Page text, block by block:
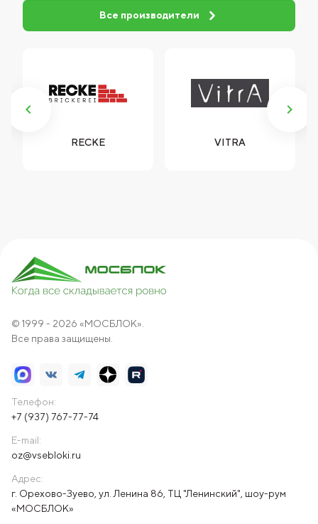
Все производители
RECKE VITRA
© 1999 - 2026 «МОСБЛОК».
Все права защищены.
Телефон:
+7 (937) 767-77-74
E-mail:
oz@vsebloki.ru
Адрес:
г. Орехово-Зуево, ул. Ленина 86, ТЦ "Ленинский", шоу-рум
«МОСБЛОК»